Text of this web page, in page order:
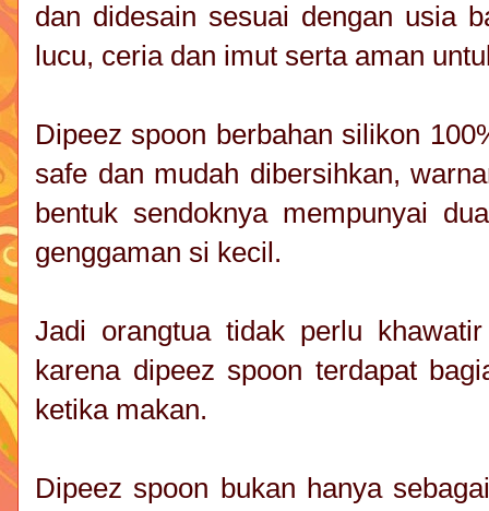
dan didesain sesuai dengan usia
lucu, ceria dan imut serta aman
Dipeez spoon berbahan silikon
safe dan mudah dibersihkan,
bentuk sendoknya mempunyai
genggaman si kecil.
Jadi orangtua tidak perlu
karena dipeez spoon terdapat
ketika makan.
Dipeez spoon bukan hanya